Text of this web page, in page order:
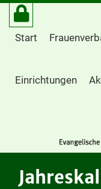
Start
Einrichtungen